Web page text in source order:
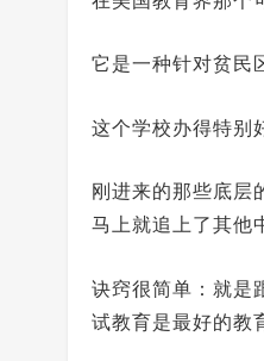
它是一种针对贫民
这个学校办得特别
刚进来的那些底层
马上就追上了其他
诀窍很简单：就是
试教育是最好的教